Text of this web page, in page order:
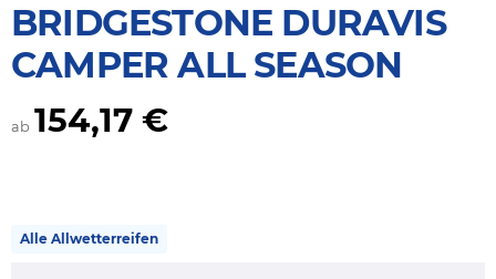
BRIDGESTONE DURAVIS
CAMPER ALL SEASON
ab 154,17 €
Alle Allwetterreifen